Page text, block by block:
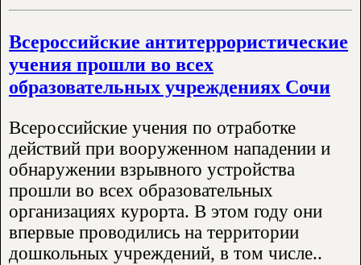
Всероссийские антитеррористические
учения прошли во всех
образовательных учреждениях Сочи
Всероссийские учения по отработке
действий при вооруженном нападении и
обнаружении взрывного устройства
прошли во всех образовательных
организациях курорта. В этом году они
впервые проводились на территории
дошкольных учреждений, в том числе..